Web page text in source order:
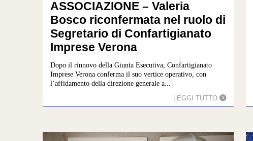
ASSOCIAZIONE – Valeria
Bosco riconfermata nel ruolo di
Segretario di Confartigianato
Imprese Verona
Dopo il rinnovo della Giunta Esecutiva, Confartigianato
Imprese Verona conferma il suo vertice operativo, con
l’affidamento della direzione generale a...
LEGGI TUTTO